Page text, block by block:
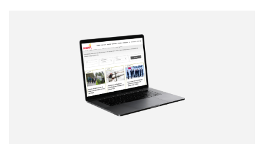
Correo electrónico
Tipo de comentario